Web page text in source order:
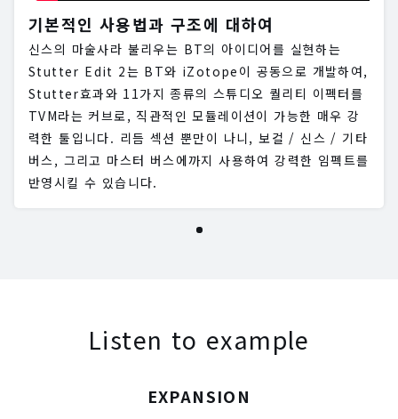
기본적인 사용법과 구조에 대하여
신스의 마술사라 불리우는 BT의 아이디어를 실현하는
Stutter Edit 2는 BT와 iZotope이 공동으로 개발하여,
Stutter효과와 11가지 종류의 스튜디오 퀄리티 이펙터를
TVM라는 커브로, 직관적인 모듈레이션이 가능한 매우 강
력한 툴입니다. 리듬 섹션 뿐만이 나니, 보컬 / 신스 / 기타
버스, 그리고 마스터 버스에까지 사용하여 강력한 임펙트를
반영시킬 수 있습니다.
Listen to example
EXPANSION